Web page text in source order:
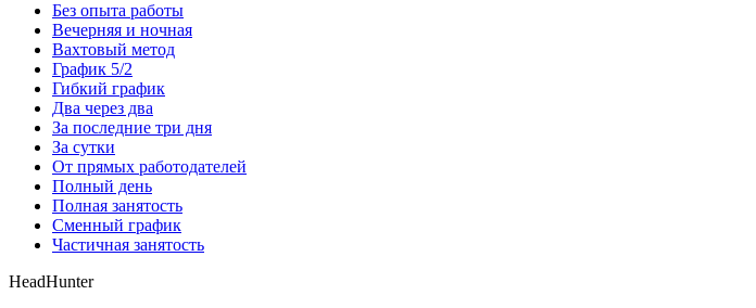
Без опыта работы
Вечерняя и ночная
Вахтовый метод
График 5/2
Гибкий график
Два через два
За последние три дня
За сутки
От прямых работодателей
Полный день
Полная занятость
Сменный график
Частичная занятость
HeadHunter